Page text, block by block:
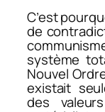
C’est
de
système
Nouvel
existait
des